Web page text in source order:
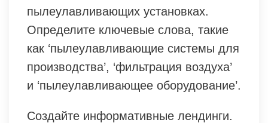
пылеулавливающих установках.
Определите ключевые слова, такие
как ‘пылеулавливающие системы для
производства’, ‘фильтрация воздуха’
и ‘пылеулавливающее оборудование’.
Создайте информативные лендинги.